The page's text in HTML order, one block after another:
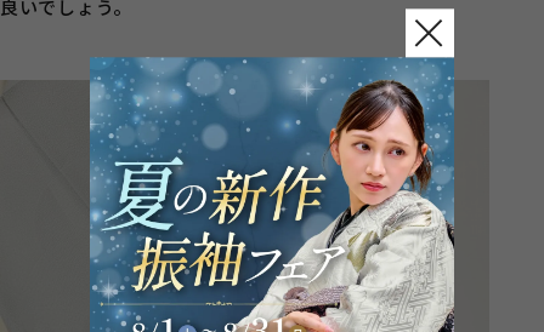
良いでしょう。